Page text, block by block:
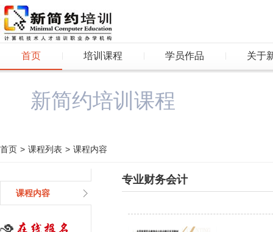
首页 培训课程 学员作品 关于
新简约培训课程
首页 > 课程列表 > 课程内容
课程内容
专业财务会计